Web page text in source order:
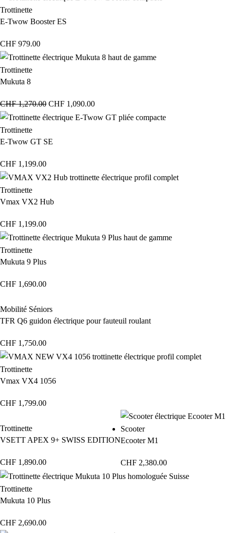
Trottinette
E-Twow Booster ES
CHF 979.00
Trottinette
Mukuta 8
CHF1,270.00 CHF 1,090.00
Trottinette
E-Twow GT SE
CHF 1,199.00
Trottinette
Vmax VX2 Hub
CHF 1,199.00
Trottinette
Mukuta 9 Plus
CHF 1,690.00
Mobilité Séniors
TFR Q6 guidon électrique pour fauteuil roulant
CHF 1,750.00
Trottinette
Vmax VX4 1056
CHF 1,799.00
Trottinette
VSETT APEX 9+ SWISS EDITION
CHF 1,890.00
Scooter
Ecooter M1
CHF 2,380.00
Trottinette
Mukuta 10 Plus
CHF 2,690.00